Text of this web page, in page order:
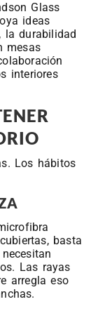
Glass
ideas
la durabilidad
mesas
interiores
Los hábitos
basta
Las rayas
arregla eso